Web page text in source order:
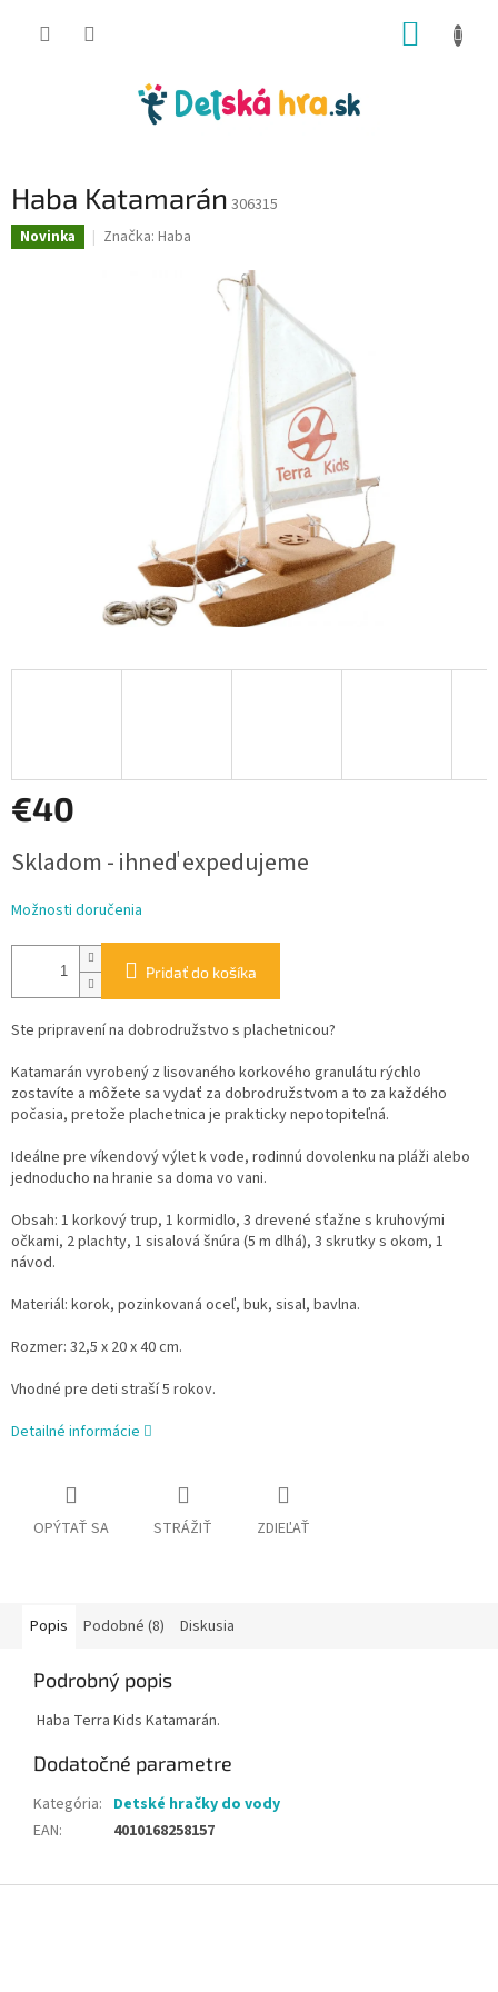
Haba Katamarán 306315
Novinka Značka: Haba
€40
cena:
Skladom - ihneď expedujeme
Možnosti doručenia
Pridať do košíka
Ste pripravení na dobrodružstvo s plachetnicou?
Katamarán vyrobený z lisovaného korkového granulátu rýchlo
zostavíte a môžete sa vydať za dobrodružstvom a to za každého
počasia, pretože plachetnica je prakticky nepotopiteľná.
Ideálne pre víkendový výlet k vode, rodinnú dovolenku na pláži alebo
jednoducho na hranie sa doma vo vani.
Obsah: 1 korkový trup, 1 kormidlo, 3 drevené sťažne s kruhovými
očkami, 2 plachty, 1 sisalová šnúra (5 m dlhá), 3 skrutky s okom, 1
návod.
Materiál: korok, pozinkovaná oceľ, buk, sisal, bavlna.
Rozmer: 32,5 x 20 x 40 cm.
Vhodné pre deti straší 5 rokov.
Detailné informácie
OPÝTAŤ SA STRÁŽIŤ ZDIEĽAŤ
Popis Podobné (8) Diskusia
Podrobný popis
Haba Terra Kids Katamarán.
Dodatočné parametre
Kategória: Detské hračky do vody
EAN: 4010168258157